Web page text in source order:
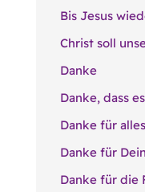
Bis Jesus
Christ soll
Danke
Danke, dass
Danke für alles
Danke für
Danke für die